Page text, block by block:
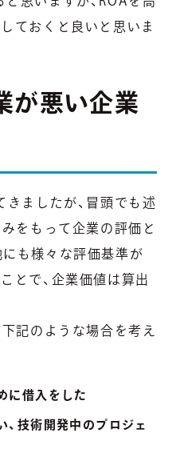
ておくと良いと思いま
が悪い企業
きましたが、冒頭でも述
をもって企業の評価と
も様々な評価基準が
とで、企業価値は算出
記のような場合を考え
に借入をした
、技術開発中のプロジェ